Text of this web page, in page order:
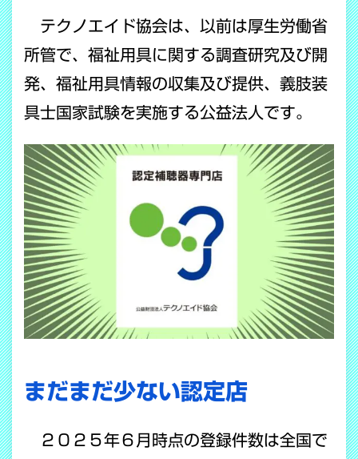
テクノエイド協会は、以前は厚生労働省
所管で、福祉用具に関する調査研究及び開
発、福祉用具情報の収集及び提供、義肢装
具士国家試験を実施する公益法人です。
まだまだ少ない認定店
２０２５年６月時点の登録件数は全国で